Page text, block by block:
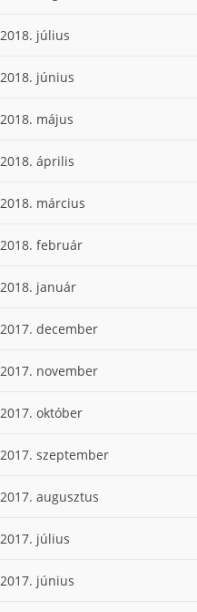
2018. július
2018. június
2018. május
2018. április
2018. március
2018. február
2018. január
2017. december
2017. november
2017. október
2017. szeptember
2017. augusztus
2017. július
2017. június